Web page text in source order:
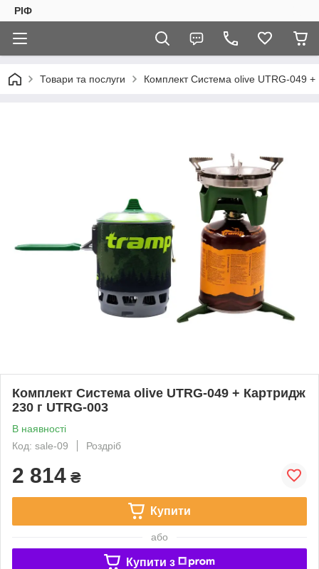
РІФ
Товари та послуги Комплект Система olive UTRG-049
Комплект Система olive UTRG-049 + Картридж
230 г UTRG-003
В наявності
Код: sale-09
Роздріб
2 814 ₴
Купити
або
Купити з